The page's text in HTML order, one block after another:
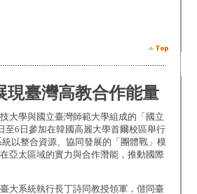
現臺灣高教合作能量
大學與國立臺灣師範大學組成的「國立
至6日參加在韓國高麗大學首爾校區舉行
以整合資源、協同發展的「團體戰」模
亞太區域的實力與合作潛能，推動國際
大系統執行長丁詩同教授領軍，偕同臺